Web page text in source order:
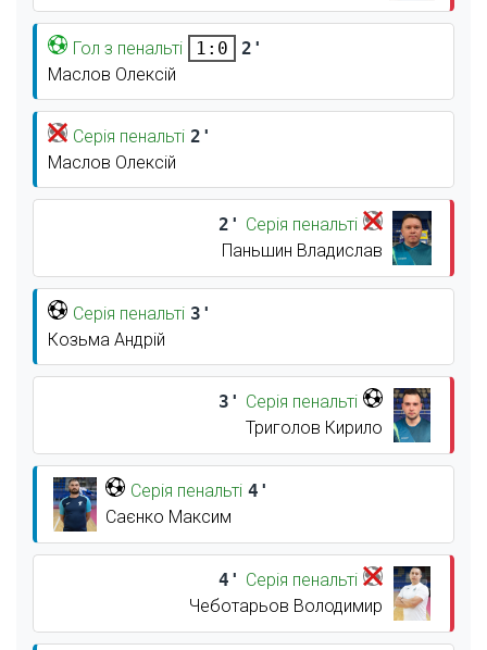
Гол з пенальті 1:0
2'
Маслов Олексій
Серія пенальті 2'
Маслов Олексій
2' Серія пенальті
Паньшин Владислав
Серія пенальті 3'
Козьма Андрій
3' Серія пенальті
Триголов Кирило
Серія пенальті 4'
Саєнко Максим
4' Серія пенальті
Чеботарьов Володимир